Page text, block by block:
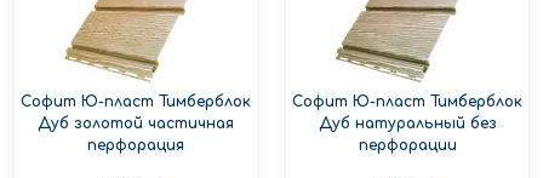
Софит Ю-пласт Тимберблок
Дуб золотой частичная
перфорация
Софит Ю-пласт Тимберблок
Дуб натуральный без
перфорации